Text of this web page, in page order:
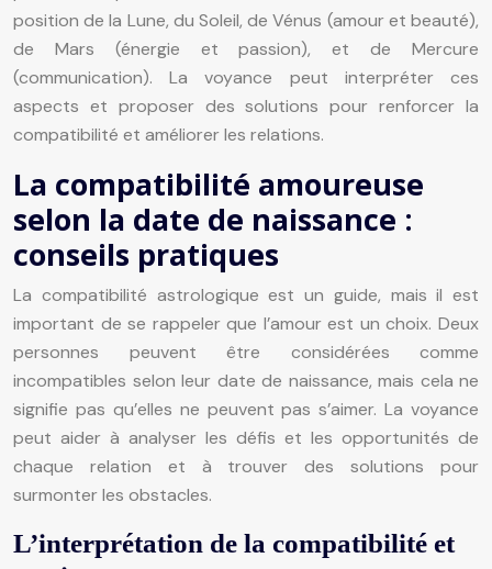
position de la Lune, du Soleil, de Vénus (amour et beauté),
de Mars (énergie et passion), et de Mercure
(communication). La voyance peut interpréter ces
aspects et proposer des solutions pour renforcer la
compatibilité et améliorer les relations.
La compatibilité amoureuse
selon la date de naissance :
conseils pratiques
La compatibilité astrologique est un guide, mais il est
important de se rappeler que l’amour est un choix. Deux
personnes peuvent être considérées comme
incompatibles selon leur date de naissance, mais cela ne
signifie pas qu’elles ne peuvent pas s’aimer. La voyance
peut aider à analyser les défis et les opportunités de
chaque relation et à trouver des solutions pour
surmonter les obstacles.
L’interprétation de la compatibilité et